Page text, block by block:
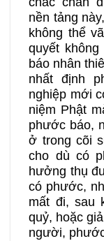
nền tảng
không thể
quyết
báo nhân
nhất định
nghiệp mới
niệm Phật
phước báo,
ở trong cõi
cho dù có
hưởng thụ
có phước,
mất đi, sau
quỷ, hoặc
người,